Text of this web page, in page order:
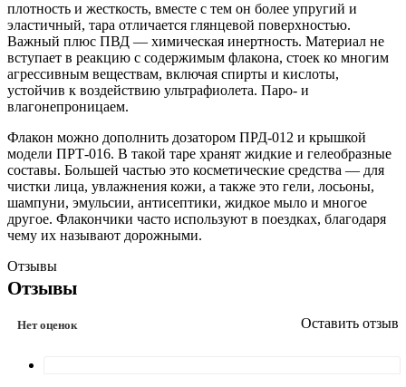
плотность и жесткость, вместе с тем он более упругий и
эластичный, тара отличается глянцевой поверхностью.
Важный плюс ПВД — химическая инертность. Материал не
вступает в реакцию с содержимым флакона, стоек ко многим
агрессивным веществам, включая спирты и кислоты,
устойчив к воздействию ультрафиолета. Паро- и
влагонепроницаем.
Флакон можно дополнить дозатором ПРД-012 и крышкой
модели ПРТ-016. В такой таре хранят жидкие и гелеобразные
составы. Большей частью это косметические средства — для
чистки лица, увлажнения кожи, а также это гели, лосьоны,
шампуни, эмульсии, антисептики, жидкое мыло и многое
другое. Флакончики часто используют в поездках, благодаря
чему их называют дорожными.
Отзывы
Отзывы
Нет оценок Оставить отзыв